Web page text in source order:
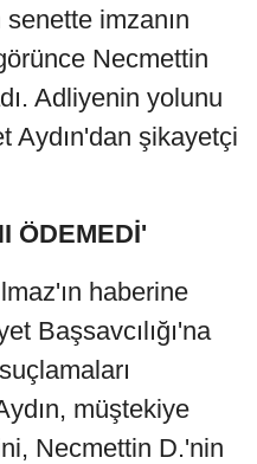
imzanın
Necmettin
Adliyenin yolunu
Aydın'dan şikayetçi
ÖDEMEDİ'
haberine
Başsavcılığı'na
müştekiye
Necmettin D.'nin